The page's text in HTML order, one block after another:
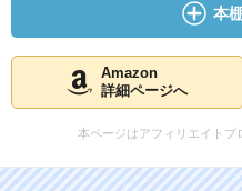
本
Amazon
詳細ページへ
本ページはアフィリエイトプ